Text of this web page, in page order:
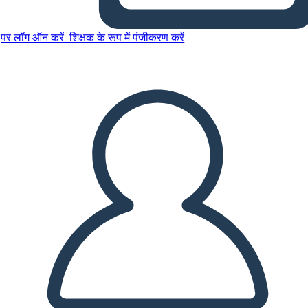
पर लॉग ऑन करें शिक्षक के रूप में पंजीकरण करें